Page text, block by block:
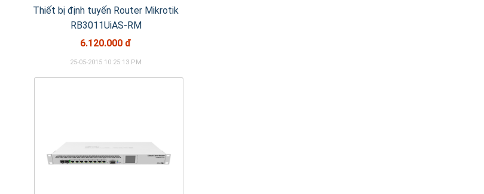
Thiết bị định tuyến Router Mikrotik
RB3011UiAS-RM
6.120.000 đ
25-05-2015 10:25:13 PM